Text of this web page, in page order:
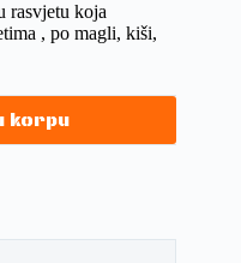
rasvjetu koja
, po magli, kiši,
korpu